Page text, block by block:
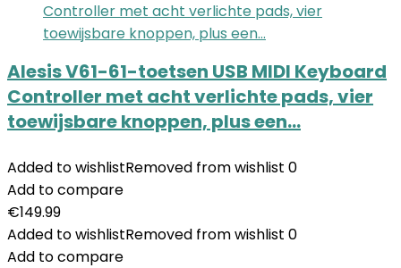
Alesis V61-61-toetsen USB MIDI Keyboard
Controller met acht verlichte pads, vier
toewijsbare knoppen, plus een…
Added to wishlistRemoved from wishlist 0
Add to compare
€149.99
Added to wishlistRemoved from wishlist 0
Add to compare